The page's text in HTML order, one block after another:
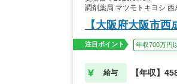
調剤薬局 マツモトキヨシ
【大阪府大阪市
注目ポイント 年収700万円
給与 【年収】